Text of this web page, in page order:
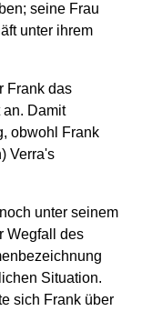
seine Frau
unter ihrem
Frank das
Damit
obwohl Frank
Verra's
unter seinem
Wegfall des
Situation.
sich Frank über